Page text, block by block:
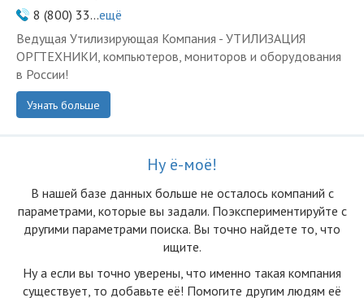
8 (800) 33...ещё
Ведущая Утилизирующая Компания - УТИЛИЗАЦИЯ
ОРГТЕХНИКИ, компьютеров, мониторов и оборудования
в России!
Узнать больше
Ну ё-моё!
В нашей базе данных больше не осталоcь компаний с
параметрами, которые вы задали. Поэкспериментируйте с
другими параметрами поиска. Вы точно найдете то, что
ищите.
Ну а если вы точно уверены, что именно такая компания
существует, то добавьте её! Помогите другим людям её